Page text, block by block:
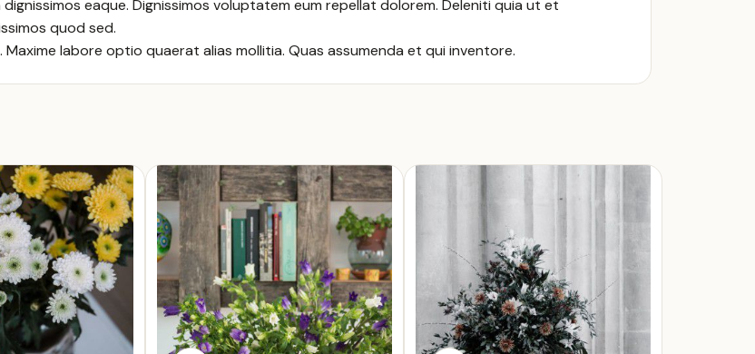
eaque. Dignissimos voluptatem eum repellat dolorem. Deleniti quia ut et
quod sed.
labore optio quaerat alias mollitia. Quas assumenda et qui inventore.